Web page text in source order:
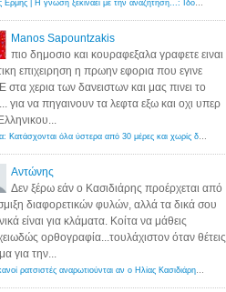
Λόγιος Ερμής | Η γνώση ξεκινάει με την αναζήτηση...: Ιδού οι 18 που χρωστούν 11 δις ευρώ!
Manos Sapountzakis
πιο δημοσιο και κουραφεξαλα γραφετε ειναι
επιχειρηση η πρωην εφορια που εγινε
χερια των δανειστων και μας πινει το
για να πηγαινουν τα λεφτα εξω και οχι υπερ
Εφορία: Κατάσχονται όλα ύστερα από 30 μέρες και χωρίς δικαστικές αποφάσεις - Λόγιος Ερμής
Αντώνης
Δεν ξέρω εάν ο Κασιδιάρης προέρχεται από
διαφορετικών φυλών, αλλά τα δικά σου
είναι για κλάματα. Κοίτα να μάθεις
ορθογραφία...τουλάχιστον όταν θέτεις
για την...
Αμερικανοί ρατσιστές αναρωτιούνται αν ο Ηλίας Κασιδιάρης ανήκει στη λευκή φυλή... - Λόγιος Ερμής